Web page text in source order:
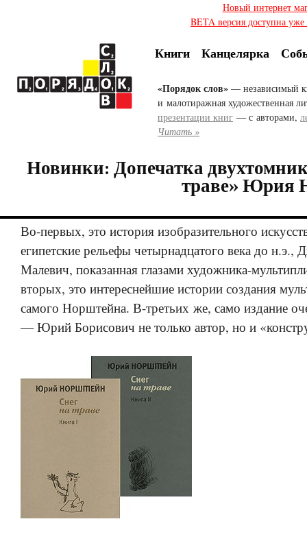
Новый интернет
BETA версия доступна
Книги Канцелярка
«Порядок слов» — независимый
и малотиражная художественная
презентации книг — с авторами,
Читать »
Новинки: Допечатка
траве» Юрия
Во-первых, это история изобразительного
египетские рельефы четырнадцатого века до н.э.,
Малевич, показанная глазами художника-
вторых, это интереснейшие истории создания
самого Норштейна. В-третьих же, само издание
— Юрий Борисович не только автор, но и